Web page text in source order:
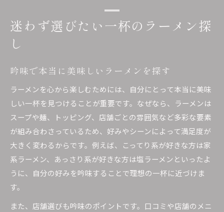
迷わず選びたい一杯のラーメン探
し
吟味で本当に美味しいラーメンを探す
ラーメンを心から楽しむためには、自分にとって本当に美味
しい一杯を見つけることが重要です。なぜなら、ラーメンは
スープや麺、トッピング、店舗ごとの雰囲気など多彩な要素
が組み合わさっているため、好みやシーンによって満足度が
大きく変わるからです。例えば、こってり系が好きな方は家
系ラーメン、あっさり系が好きな方は塩ラーメンといったよ
うに、自分の好みを吟味することで理想の一杯に近づけま
す。
また、店舗選びも吟味のポイントです。口コミや店舗のメニ